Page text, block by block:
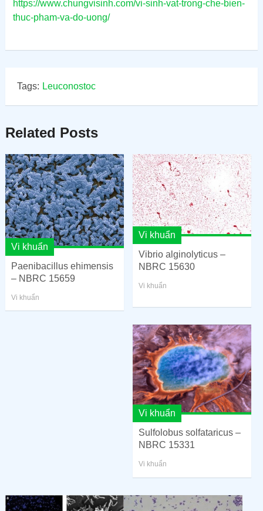
https://www.chungvisinh.com/vi-sinh-vat-trong-che-bien-
thuc-pham-va-do-uong/
Tags: Leuconostoc
Related Posts
Vi khuẩn
Paenibacillus ehimensis
– NBRC 15659
Vi khuẩn
Vi khuẩn
Vibrio alginolyticus –
NBRC 15630
Vi khuẩn
Vi khuẩn
Sulfolobus solfataricus –
NBRC 15331
Vi khuẩn